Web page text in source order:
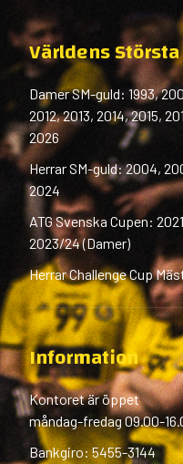
Världens
Damer SM-guld: 1993,
2012, 2013, 2014, 2015,
2026
Herrar SM-guld: 2004,
2024
ATG Svenska Cupen:
2023/24 (Damer)
Herrar Challenge Cup
Information
Kontoret är öppet
måndag-fredag 09.00-
Bankgiro: 5455-3144